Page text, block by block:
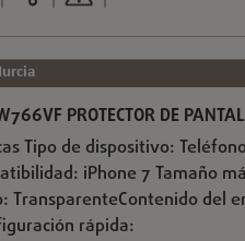
PROTECTOR DE
Tipo de dispositivo:
iPhone 7 Tamaño
TransparenteContenido del
rápida: